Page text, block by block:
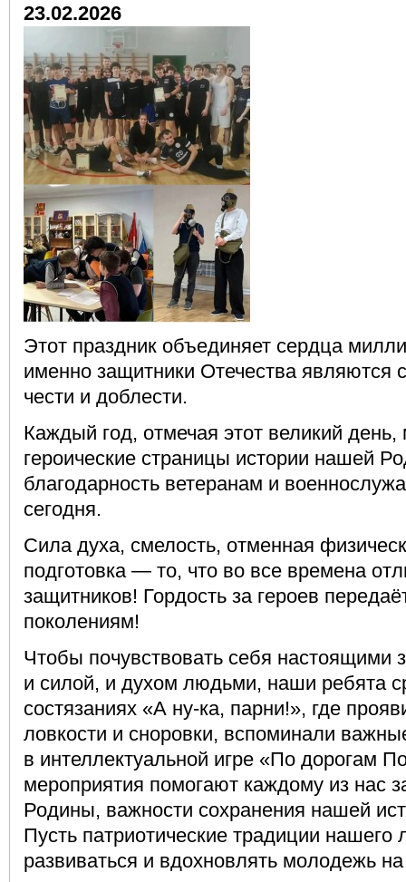
23.02.2026
Этот праздник объединяет сердца
именно защитники Отечества являются
чести и доблести.
Каждый год, отмечая этот великий
героические страницы истории нашей
благодарность ветеранам и
сегодня.
Сила духа, смелость, отменная
подготовка — то, что во все времена
защитников! Гордость за героев
поколениям!
Чтобы почувствовать себя настоящими
и силой, и духом людьми, наши ребята
состязаниях «А ну-ка, парни!», где
ловкости и сноровки, вспоминали
в интеллектуальной игре «По дорогам
мероприятия помогают каждому из нас
Родины, важности сохранения нашей
Пусть патриотические традиции
развиваться и вдохновлять молодежь